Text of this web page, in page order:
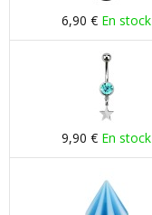
6,90 € En stock
9,90 € En stock